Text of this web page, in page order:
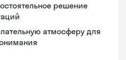
решение
атмосферу для